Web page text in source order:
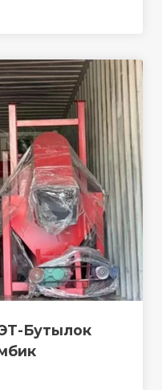
Бутылок